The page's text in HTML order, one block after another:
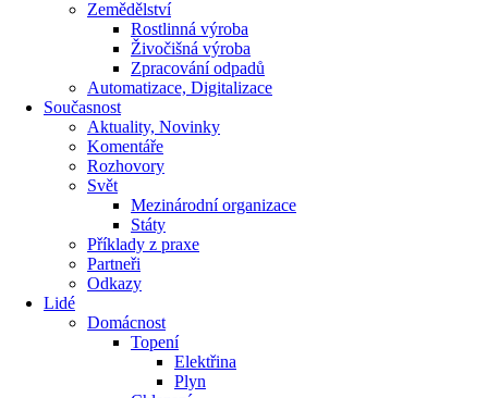
Zemědělství
Rostlinná výroba
Živočišná výroba
Zpracování odpadů
Automatizace, Digitalizace
Současnost
Aktuality, Novinky
Komentáře
Rozhovory
Svět
Mezinárodní organizace
Státy
Příklady z praxe
Partneři
Odkazy
Lidé
Domácnost
Topení
Elektřina
Plyn